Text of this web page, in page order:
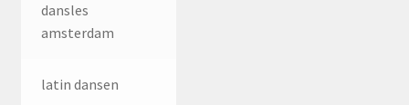
dansles
amsterdam
latin dansen